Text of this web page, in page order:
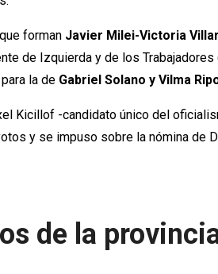
forman Javier Milei-Victoria
de Izquierda y de los
la de Gabriel Solano y Vilma
Kicillof -candidato único del
y se impuso sobre la nómina de
de la